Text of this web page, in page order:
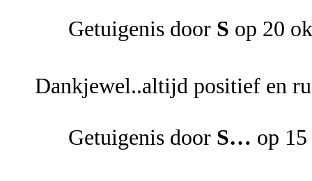
Getuigenis door S op 20
Dankjewel..altijd positief en
Getuigenis door S… op